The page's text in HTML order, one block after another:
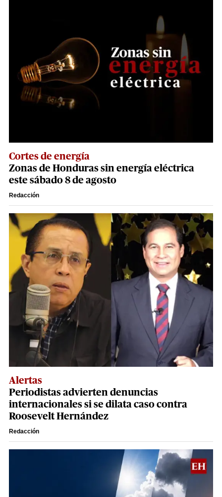
Cortes de energía
Zonas de Honduras sin energía eléctrica
este sábado 8 de agosto
Redacción
Alertas
Periodistas advierten denuncias
internacionales si se dilata caso contra
Roosevelt Hernández
Redacción